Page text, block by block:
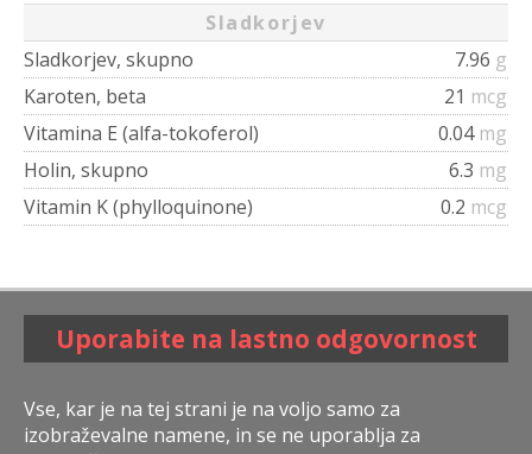
Sladkorjev
Sladkorjev, skupno
7.96 g
Karoten, beta
21 mcg
Vitamina E (alfa-tokoferol)
0.04 mg
Holin, skupno
6.3 mg
Vitamin K (phylloquinone)
0.2 mcg
Uporabite na lastno odgovornost
Vse, kar je na tej strani je na voljo samo za
izobraževalne namene, in se ne uporablja za